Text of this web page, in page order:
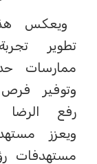
ويعكس
تطوير
ممارسات
وتوفير
رفع الرضا
ويعزز
مستهدفات رؤية